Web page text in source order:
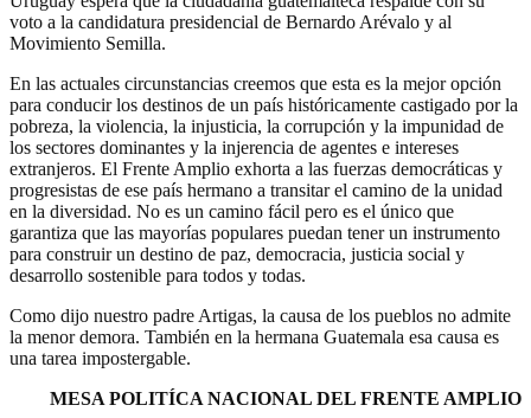
voto a la candidatura presidencial de Bernardo Arévalo y al
Movimiento Semilla.
En las actuales circunstancias creemos que esta es la mejor opción
para conducir los destinos de un país históricamente castigado por la
pobreza, la violencia, la injusticia, la corrupción y la impunidad de
los sectores dominantes y la injerencia de agentes e intereses
extranjeros. El Frente Amplio exhorta a las fuerzas democráticas y
progresistas de ese país hermano a transitar el camino de la unidad
en la diversidad. No es un camino fácil pero es el único que
garantiza que las mayorías populares puedan tener un instrumento
para construir un destino de paz, democracia, justicia social y
desarrollo sostenible para todos y todas.
Como dijo nuestro padre Artigas, la causa de los pueblos no admite
la menor demora. También en la hermana Guatemala esa causa es
una tarea impostergable.
MESA POLITÍCA NACIONAL DEL FRENTE AMPLIO